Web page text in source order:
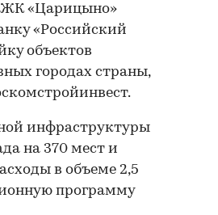
ЖК «Царицыно»
«Российский
объектов
городах страны,
инфраструктуры
на 370 мест и
в объеме 2,5
программу